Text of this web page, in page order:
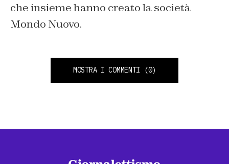
che insieme hanno creato la società
Mondo Nuovo.
MOSTRA I COMMENTI (0)